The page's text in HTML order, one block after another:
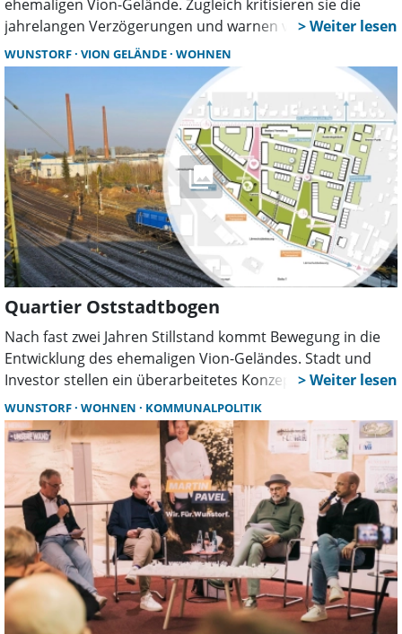
ehemaligen Vion-Gelände. Zugleich kritisieren sie die
jahrelangen Verzögerungen und warnen vor Kostenfolgen
für die Mieten. Gefordert werden mehr Tempo,
Transparenz und bezahlbarer Wohnraum.
WUNSTORF VION GELÄNDE WOHNEN
Quartier Oststadtbogen
Nach fast zwei Jahren Stillstand kommt Bewegung in die
Entwicklung des ehemaligen Vion-Geländes. Stadt und
Investor stellen ein überarbeitetes Konzept für ein
grünes, nachhaltiges Wohnquartier mit bis zu 400
Wohnungen vor. Die Politik reagiert positiv.
WUNSTORF WOHNEN KOMMUNALPOLITIK